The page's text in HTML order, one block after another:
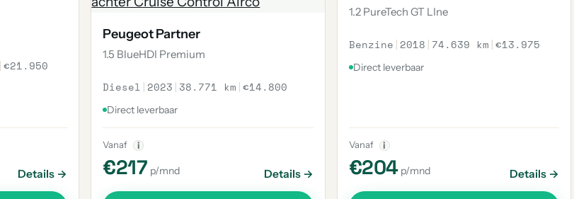
|€21.950
Details →
Peugeot Partner
1.5 BlueHDI Premium
Diesel | 2023 | 38.771 km |€14.800
Direct leverbaar
Vanaf i
€217 p/mnd Details →
1.2 PureTech GT LIne
Benzine | 2018 | 74.639 km |€13.975
Direct leverbaar
Vanaf i
€204 p/mnd Details →